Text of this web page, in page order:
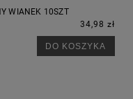
WIANEK 10SZT
34,98 zł
DO KOSZYKA